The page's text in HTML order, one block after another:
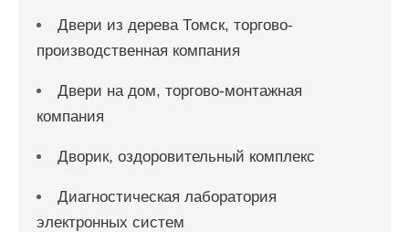
Двери из дерева Томск, торгово-
производственная компания
Двери на дом, торгово-монтажная
компания
Дворик, оздоровительный комплекс
Диагностическая лаборатория
электронных систем